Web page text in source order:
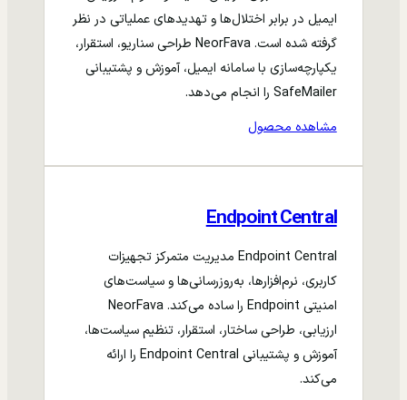
ایمیل در برابر اختلال‌ها و تهدیدهای عملیاتی در نظر
گرفته شده است. NeorFava طراحی سناریو، استقرار،
یکپارچه‌سازی با سامانه ایمیل، آموزش و پشتیبانی
SafeMailer را انجام می‌دهد.
مشاهده محصول
Endpoint Central
Endpoint Central مدیریت متمرکز تجهیزات
کاربری، نرم‌افزارها، به‌روزرسانی‌ها و سیاست‌های
امنیتی Endpoint را ساده می‌کند. NeorFava
ارزیابی، طراحی ساختار، استقرار، تنظیم سیاست‌ها،
آموزش و پشتیبانی Endpoint Central را ارائه
می‌کند.